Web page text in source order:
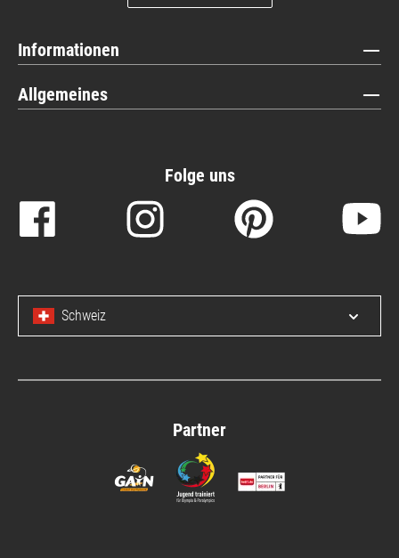
Informationen
Allgemeines
Folge uns
Schweiz
Partner